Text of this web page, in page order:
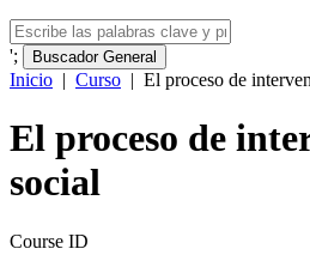
'; Buscador General
Inicio | Curso | El proceso de
El proceso de
social
Course ID